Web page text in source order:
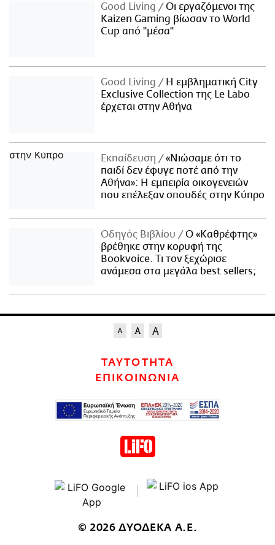
Good Living
Οι εργαζόμενοι της
Kaizen Gaming βίωσαν το World
Cup από "μέσα"
Good Living
Η εμβληματική City
Exclusive Collection της Le Labo
έρχεται στην Αθήνα
Εκπαίδευση
«Νιώσαμε ότι το
παιδί δεν έφυγε ποτέ από την
Αθήνα»: Η εμπειρία οικογενειών
που επέλεξαν σπουδές στην Κύπρο
Οδηγός Βιβλίου
Ο «Καθρέφτης»
βρέθηκε στην κορυφή της
Bookvoice. Τι τον ξεχώρισε
ανάμεσα στα μεγάλα best sellers;
ΤΑΥΤΟΤΗΤΑ
ΕΠΙΚΟΙΝΩΝΙΑ
© 2026 ΔΥΟΔΕΚΑ Α.Ε.